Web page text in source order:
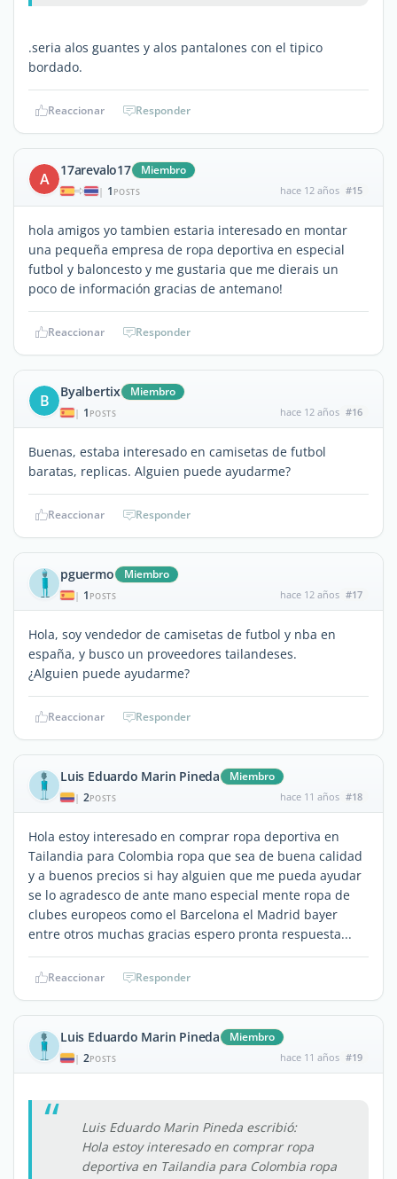
.seria alos guantes y alos pantalones con el tipico
bordado.
Reaccionar Responder
A 17arevalo17 Miembro
| 1 POSTS hace 12 años #15
hola amigos yo tambien estaria interesado en montar
una pequeña empresa de ropa deportiva en especial
futbol y baloncesto y me gustaria que me dierais un
poco de información gracias de antemano!
Reaccionar Responder
B Byalbertix Miembro
| 1 POSTS hace 12 años #16
Buenas, estaba interesado en camisetas de futbol
baratas, replicas. Alguien puede ayudarme?
Reaccionar Responder
pguermo Miembro
| 1 POSTS hace 12 años #17
Hola, soy vendedor de camisetas de futbol y nba en
españa, y busco un proveedores tailandeses.
¿Alguien puede ayudarme?
Reaccionar Responder
Luis Eduardo Marin Pineda Miembro
| 2POSTS hace 11 años #18
Hola estoy interesado en comprar ropa deportiva en
Tailandia para Colombia ropa que sea de buena calidad
y a buenos precios si hay alguien que me pueda ayudar
se lo agradesco de ante mano especial mente ropa de
clubes europeos como el Barcelona el Madrid bayer
entre otros muchas gracias espero pronta respuesta...
Reaccionar Responder
Luis Eduardo Marin Pineda Miembro
| 2POSTS hace 11 años #19
Luis Eduardo Marin Pineda escribió:
Hola estoy interesado en comprar ropa
deportiva en Tailandia para Colombia ropa